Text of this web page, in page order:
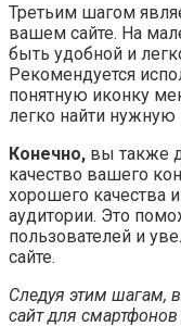
Третьим шагом
вашем сайте. На
быть удобной и
Рекомендуется
понятную иконку
легко найти
Конечно, вы также
качество вашего
хорошего качества
аудитории. Это
пользователей и
сайте.
Следуя этим шагам,
сайт для